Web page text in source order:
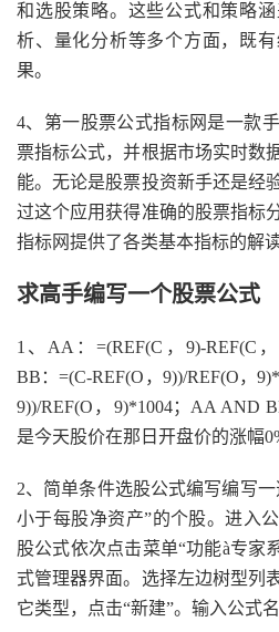
和选股策略。这些公式和策略
析、量化分析等多个方面，既
果。
4、第一股票公式指标网是一款
票指标公式，并根据市场实时数
能。无论是股票投资新手还是经
过这个应用获得准确的股票指标
指标网提供了各类基本指标的解
求高手编写一个股票公式
1、AA：=(REF(C，9)-REF(C，
BB：=(C-REF(O，9))/REF(O，
9))/REF(O，9)*1004；AA AND
是今天股价在那日开盘价的涨幅
2、简单条件选股公式编写编写
小于每股净资产”的个股。进入
股公式依次点击菜单“功能à专家
式管理器界面。选择左边树型列
它类型，点击“新建”。输入公式